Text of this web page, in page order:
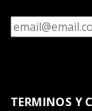
TERMINOS Y